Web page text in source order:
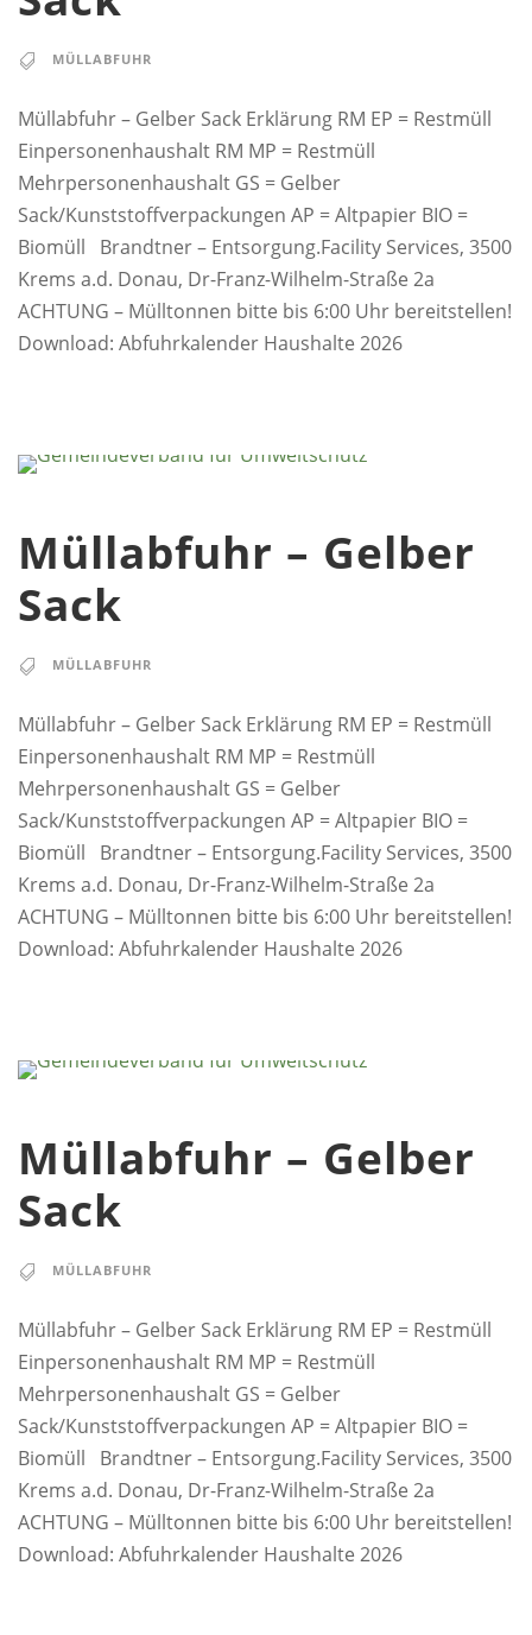
MÜLLABFUHR
Müllabfuhr – Gelber Sack Erklärung RM EP = Restmüll
Einpersonenhaushalt RM MP = Restmüll
Mehrpersonenhaushalt GS = Gelber
Sack/Kunststoffverpackungen AP = Altpapier BIO =
Biomüll Brandtner – Entsorgung.Facility Services, 3500
Krems a.d. Donau, Dr-Franz-Wilhelm-Straße 2a
ACHTUNG – Mülltonnen bitte bis 6:00 Uhr bereitstellen!
Download: Abfuhrkalender Haushalte 2026
Müllabfuhr – Gelber
Sack
MÜLLABFUHR
Müllabfuhr – Gelber Sack Erklärung RM EP = Restmüll
Einpersonenhaushalt RM MP = Restmüll
Mehrpersonenhaushalt GS = Gelber
Sack/Kunststoffverpackungen AP = Altpapier BIO =
Biomüll Brandtner – Entsorgung.Facility Services, 3500
Krems a.d. Donau, Dr-Franz-Wilhelm-Straße 2a
ACHTUNG – Mülltonnen bitte bis 6:00 Uhr bereitstellen!
Download: Abfuhrkalender Haushalte 2026
Müllabfuhr – Gelber
Sack
MÜLLABFUHR
Müllabfuhr – Gelber Sack Erklärung RM EP = Restmüll
Einpersonenhaushalt RM MP = Restmüll
Mehrpersonenhaushalt GS = Gelber
Sack/Kunststoffverpackungen AP = Altpapier BIO =
Biomüll Brandtner – Entsorgung.Facility Services, 3500
Krems a.d. Donau, Dr-Franz-Wilhelm-Straße 2a
ACHTUNG – Mülltonnen bitte bis 6:00 Uhr bereitstellen!
Download: Abfuhrkalender Haushalte 2026